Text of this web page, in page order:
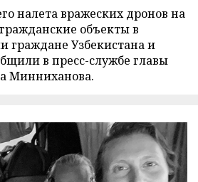
налета вражеских дронов на
объекты в
граждане Узбекистана и
в пресс-службе главы
Минниханова.